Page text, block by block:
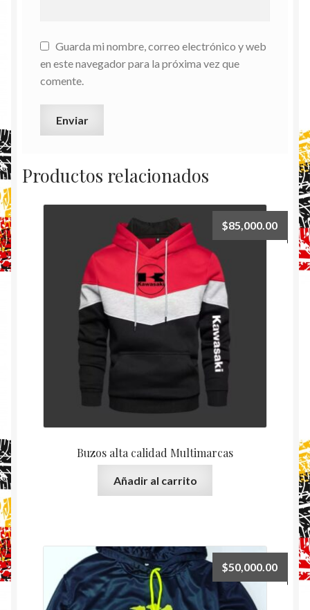
Guarda mi nombre, correo electrónico y web
en este navegador para la próxima vez que
comente.
Productos relacionados
Buzos alta calidad Multimarcas
$85,000.00
Añadir al carrito
$50,000.00